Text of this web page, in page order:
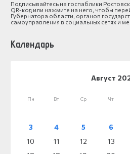
Подписывайтесь на госпаблики
QR-код или нажмите на него, чтобы
Губернатора области, органов
самоуправления в социальных сетях и
Календарь
Август
Пн Вт Ср Чт
3
4 5 6
10
11 12 13